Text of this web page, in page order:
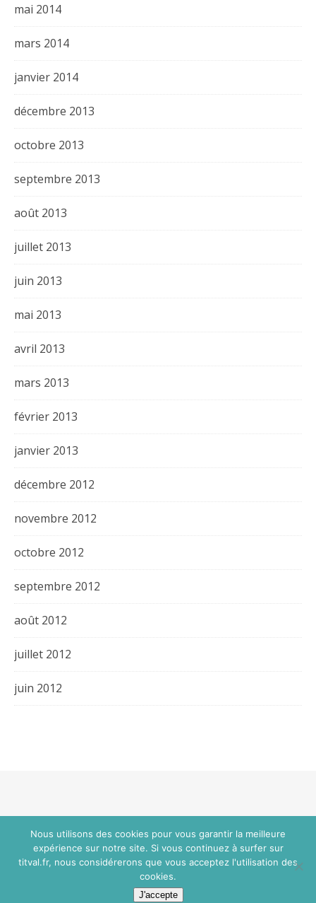
mai 2014
mars 2014
janvier 2014
décembre 2013
octobre 2013
septembre 2013
août 2013
juillet 2013
juin 2013
mai 2013
avril 2013
mars 2013
février 2013
janvier 2013
décembre 2012
novembre 2012
octobre 2012
septembre 2012
août 2012
juillet 2012
juin 2012
HAUT DE PAGE
Nous utilisons des cookies pour vous garantir la meilleure
expérience sur notre site. Si vous continuez à surfer sur
titval.fr, nous considérerons que vous acceptez l'utilisation des
cookies.
J'accepte